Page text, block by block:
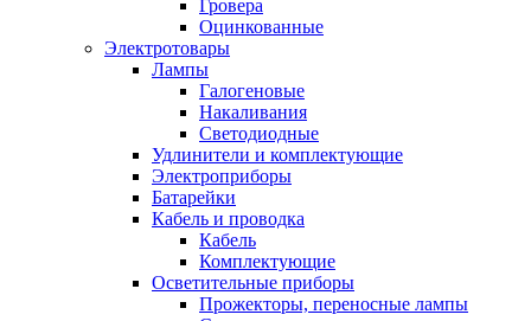
Гровера
Оцинкованные
Электротовары
Лампы
Галогеновые
Накаливания
Светодиодные
Удлинители и комплектующие
Электроприборы
Батарейки
Кабель и проводка
Кабель
Комплектующие
Осветительные приборы
Прожекторы, переносные лампы